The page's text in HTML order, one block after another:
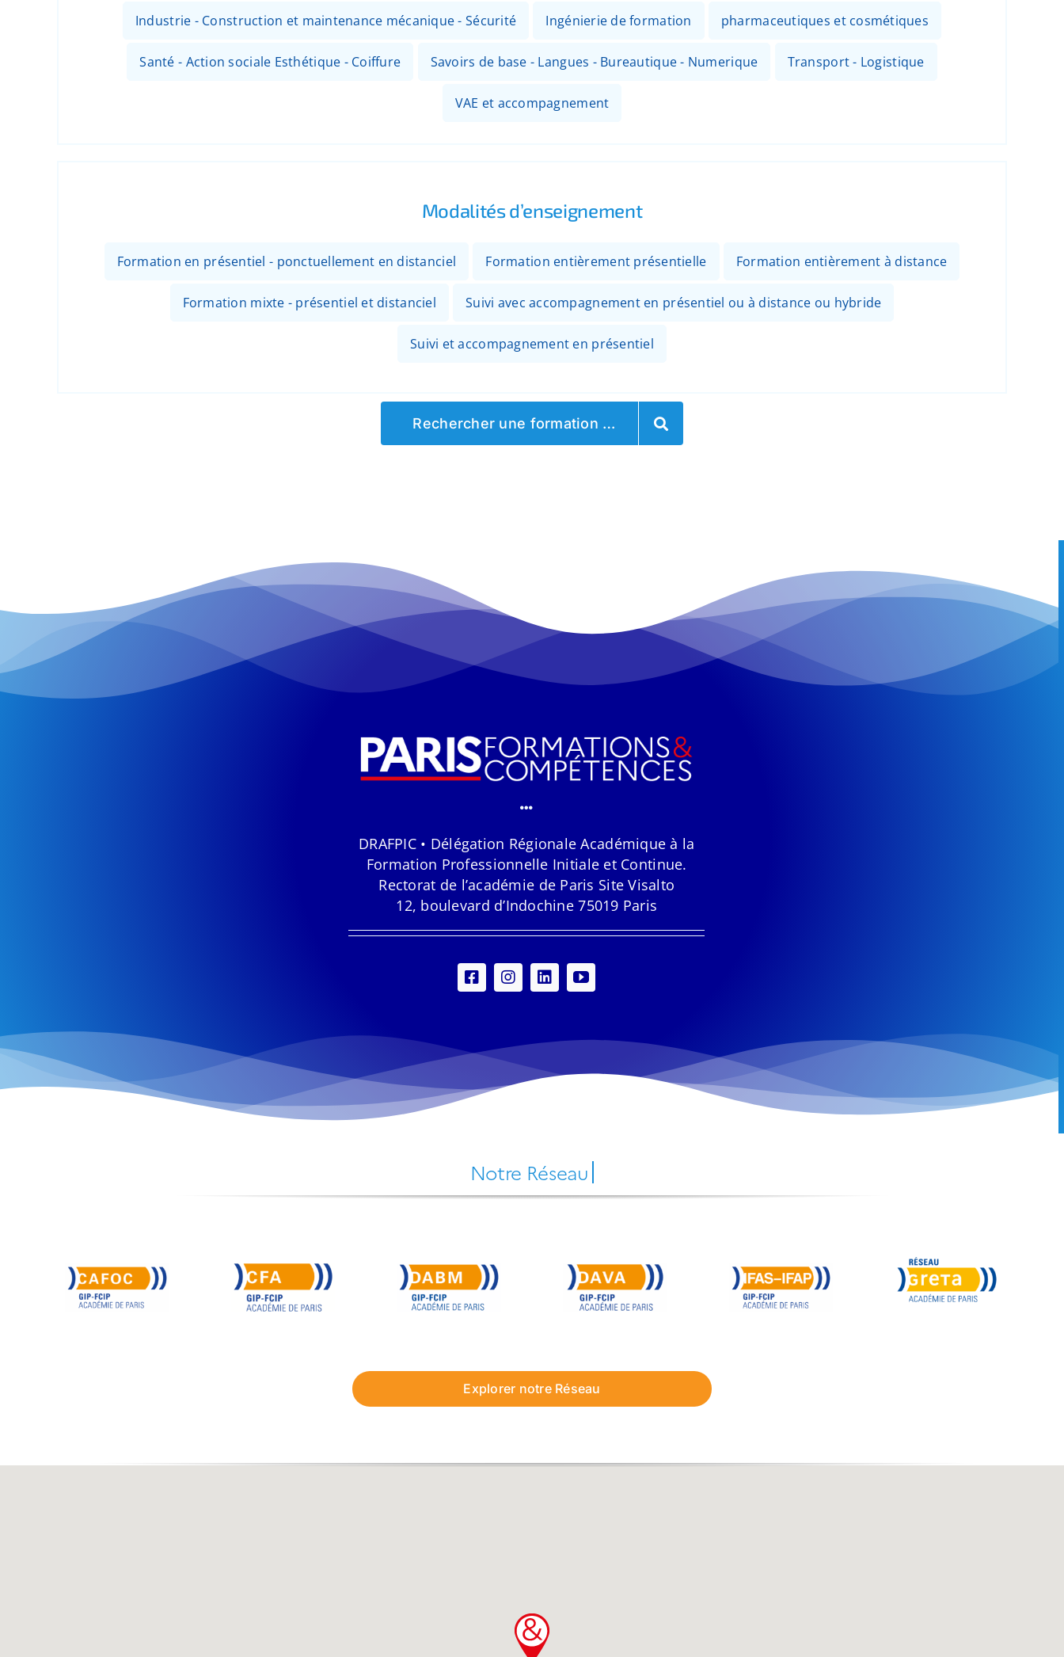
Industrie - Construction et maintenance mécanique - Sécurité Ingénierie de formation pharmaceutiques et cosmétiques
Santé - Action sociale Esthétique - Coiffure Savoirs de base - Langues - Bureautique - Numerique Transport - Logistique
VAE et accompagnement
Modalités d’enseignement
Formation en présentiel - ponctuellement en distanciel Formation entièrement présentielle Formation entièrement à distance
Formation mixte - présentiel et distanciel Suivi avec accompagnement en présentiel ou à distance ou hybride
Suivi et accompagnement en présentiel
Rechercher une formation …
DRAFPIC • Délégation Régionale Académique à la
Formation Professionnelle Initiale et Continue.
Rectorat de l’académie de Paris Site Visalto
12, boulevard d’Indochine 75019 Paris
Explorer notre Réseau